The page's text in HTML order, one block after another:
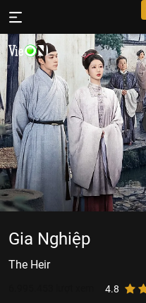
Gia Nghiệp
The Heir
4.8